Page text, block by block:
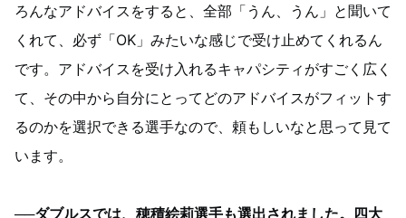
ろんなアドバイスをすると、全部「うん、うん」と聞いて
くれて、必ず「OK」みたいな感じで受け止めてくれるん
です。アドバイスを受け入れるキャパシティがすごく広く
て、その中から自分にとってどのアドバイスがフィットす
るのかを選択できる選手なので、頼もしいなと思って見て
います。
──ダブルスでは、穂積絵莉選手も選出されました。四大